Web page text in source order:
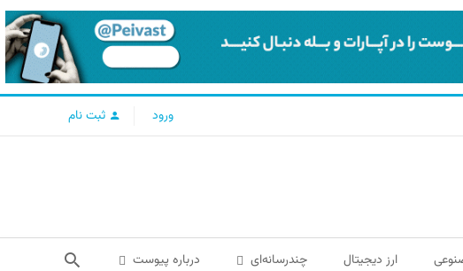
ورود ثبت نام
ارز دیجیتال چندرسانه‌ای درباره پیوست